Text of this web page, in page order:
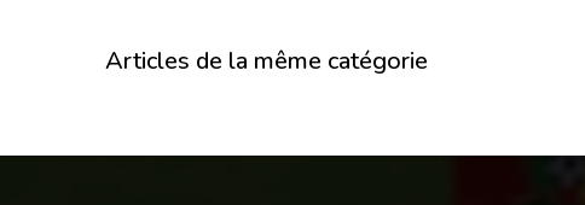
Articles de la même catégorie